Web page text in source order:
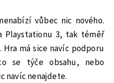
vůbec nic nového.
Playstationu 3, tak téměř
Hra má sice navíc podporu
se týče obsahu, nebo
navíc nenajdete.